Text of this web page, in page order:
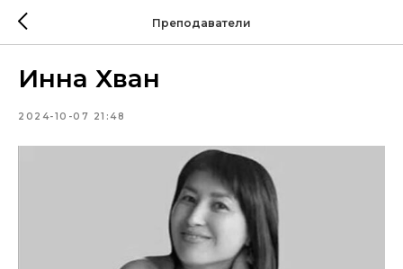
Преподаватели
Инна Хван
2024-10-07 21:48